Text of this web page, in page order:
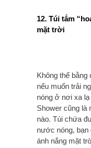
12. Túi tắm
mặt trời
Không thể
nếu muốn trải
nóng ở nơi xa
Shower cũng là
nào. Túi chứa
nước nóng, bạn
ánh nắng mặt